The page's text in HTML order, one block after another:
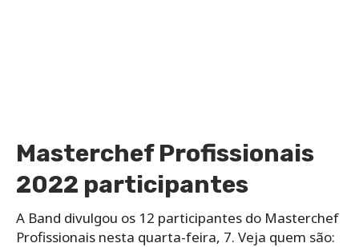
Masterchef Profissionais
2022 participantes
A Band divulgou os 12 participantes do Masterchef
Profissionais nesta quarta-feira, 7. Veja quem são: